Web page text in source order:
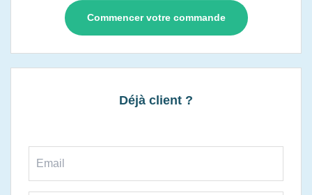
Commencer votre commande
Déjà client ?